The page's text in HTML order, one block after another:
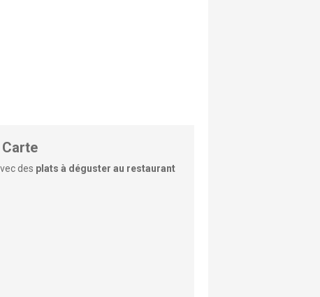
des plats à déguster au restaurant